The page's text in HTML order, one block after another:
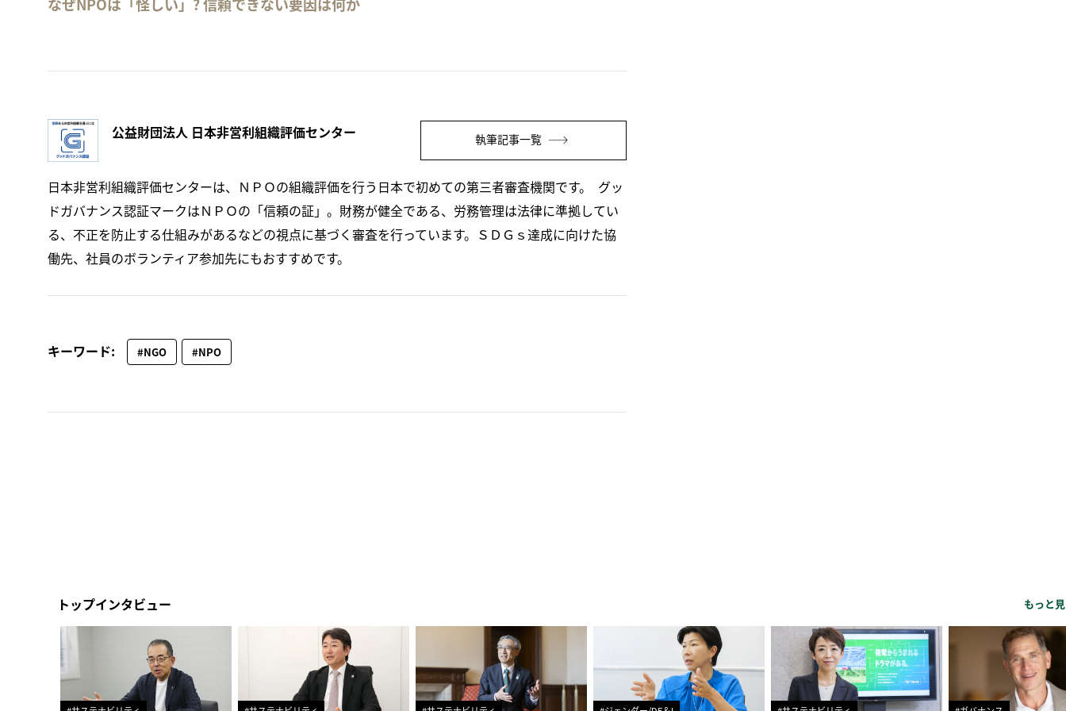
公益財団法人 日本非営利組織評価センター 執筆記事一覧
日本非営利組織評価センターは、ＮＰＯの組織評価を行う日本で初めての第三者審査機関です。 グッ
ドガバナンス認証マークはＮＰＯの「信頼の証」。財務が健全である、労務管理は法律に準拠してい
る、不正を防止する仕組みがあるなどの視点に基づく審査を行っています。ＳＤＧｓ達成に向けた協
働先、社員のボランティア参加先にもおすすめです。
キーワード: #NGO #NPO
トップインタビュー もっと